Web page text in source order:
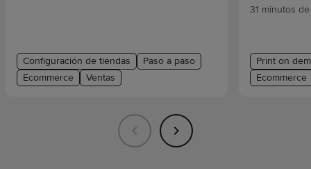
Configuración de tiendas
Paso a paso
Ecommerce
Ventas
31 minutos
Print on
Ecommerce